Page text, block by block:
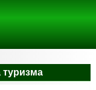
туризма